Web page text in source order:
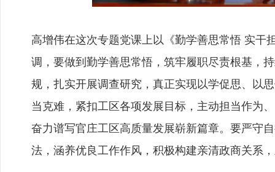
高增伟在这次专题党课上以《勤学善思常悟 实干
调，要做到勤学善思常悟，筑牢履职尽责根基，
规，扎实开展调查研究，真正实现以学促思、以
当克难，紧扣工区各项发展目标，主动担当作为
奋力谱写官庄工区高质量发展崭新篇章。要严守
法，涵养优良工作作风，积极构建亲清政商关系